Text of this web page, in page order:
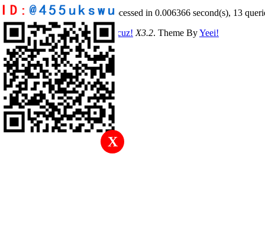
X
GMT+8, 2026-8-9 19:09, Processed in 0.006366 second(s), 13
© 2001-2011 Powered by
Discuz! X3.2. Theme ByYeei!
返回頂部